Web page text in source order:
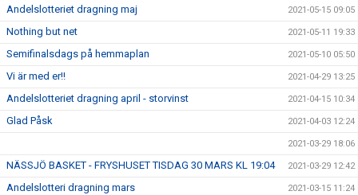
Andelslotteriet dragning maj 2021-05-15 09:05
Nothing but net 2021-05-11 19:33
Semifinalsdags på hemmaplan 2021-05-10 05:50
Vi är med er!! 2021-04-29 13:25
Andelslotteriet dragning april - storvinst 2021-04-15 10:34
Glad Påsk 2021-04-03 12:24
2021-03-29 18:06
NÄSSJÖ BASKET - FRYSHUSET TISDAG 30 MARS KL 19:04 2021-03-29 12:42
Andelslotteri dragning mars 2021-03-15 11:24